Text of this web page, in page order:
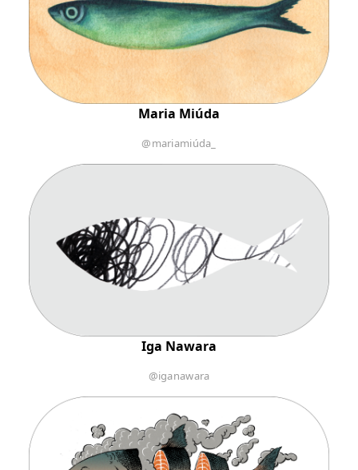
Maria Miúda
@mariamiúda_
Iga Nawara
@iganawara